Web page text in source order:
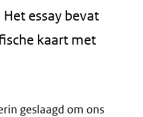
essay bevat
kaart met
geslaagd om ons